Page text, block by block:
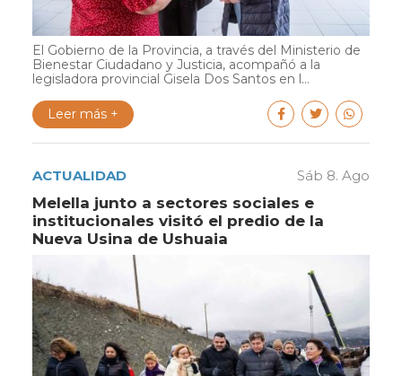
El Gobierno de la Provincia, a través del Ministerio de
Bienestar Ciudadano y Justicia, acompañó a la
legisladora provincial Gisela Dos Santos en l...
Leer más +
ACTUALIDAD Sáb 8. Ago
Melella junto a sectores sociales e
institucionales visitó el predio de la
Nueva Usina de Ushuaia